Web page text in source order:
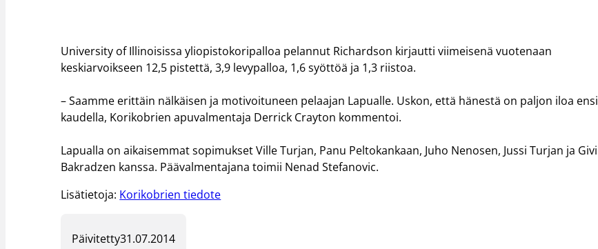
University of Illinoisissa yliopistokoripalloa pelannut Richardson kirjautti viimeisenä vuotenaan
keskiarvoikseen 12,5 pistettä, 3,9 levypalloa, 1,6 syöttöä ja 1,3 riistoa.
– Saamme erittäin nälkäisen ja motivoituneen pelaajan Lapualle. Uskon, että hänestä on paljon iloa ensi
kaudella, Korikobrien apuvalmentaja Derrick Crayton kommentoi.
Lapualla on aikaisemmat sopimukset Ville Turjan, Panu Peltokankaan, Juho Nenosen, Jussi Turjan ja Givi
Bakradzen kanssa. Päävalmentajana toimii Nenad Stefanovic.
Lisätietoja: Korikobrien tiedote
Päivitetty31.07.2014